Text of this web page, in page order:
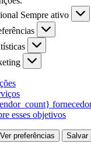
Sempre ativo
esses objetivos
Ver preferências Salvar